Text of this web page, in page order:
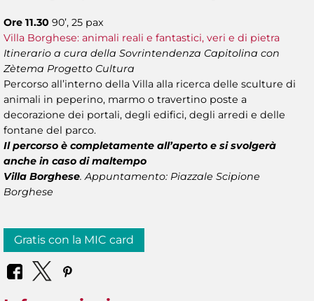
Ore 11.30 90’, 25 pax
Villa Borghese: animali reali e fantastici, veri e di pietra
Itinerario a cura della Sovrintendenza Capitolina con
Zètema Progetto Cultura
Percorso all’interno della Villa alla ricerca delle sculture di
animali in peperino, marmo o travertino poste a
decorazione dei portali, degli edifici, degli arredi e delle
fontane del parco.
Il percorso è completamente all’aperto e si svolgerà
anche in caso di maltempo
Villa Borghese.Appuntamento: Piazzale Scipione
Borghese
Gratis con la MIC card